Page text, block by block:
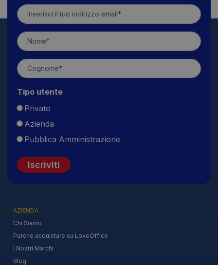
Tipo utente
Privato
Azienda
Pubblica Amministrazione
Iscriviti
AZIENDA
Chi Siamo
Perché acquistare su LoveOffice
I Nostri Marchi
Blog